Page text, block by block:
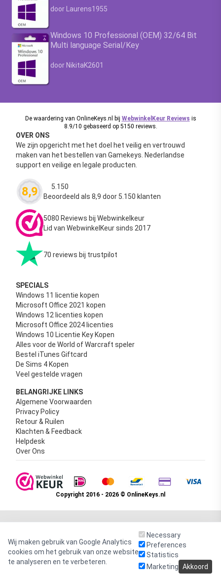
Waardering4.63uit 5
door Laurens1955
Windows 10 Professional (OEM) 32/64 Bit
Multi language Serial/Key
Waardering4.63
door NikitaK2601
De waardering van OnlineKeys.nl bij WebwinkelKeur Reviews is
8.9/10 gebaseerd op 5150 reviews.
OVER ONS
We zijn opgericht met het doel het veilig en vertrouwd
maken van het bestellen van Gamekeys. Nederlandse
support en veilige en legale producten.
8,9 Waardering
5.150
Beoordeeld als 8,9 door 5.150 klanten
5080 Reviews bij Webwinkelkeur
Lid van WebwinkelKeur sinds 2017
70 reviews bij trustpilot
SPECIALS
Windows 11 licentie kopen
Microsoft Office 2021 kopen
Windows 12 licenties kopen
Microsoft Office 2024 licenties
Windows 10 Licentie Key Kopen
Alles voor de World of Warcraft speler
Bestel iTunes Giftcard
De Sims 4 Kopen
Veel gestelde vragen
BELANGRIJKE LINKS
Algemene Voorwaarden
Privacy Policy
Retour & Ruilen
Klachten & Feedback
Helpdesk
Over Ons
Copyright 2016 - 2026 © OnlineKeys.nl
Wij maken gebruik van Google Analytics
cookies om het gebruik van onze website
te analyseren en te verbeteren.
Necessary
Preferences
Statistics
Marketing Akkoord